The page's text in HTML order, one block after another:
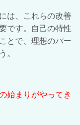
は、これらの改善
です。自己の特性
とで、理想のパー
。
始まりがやってき